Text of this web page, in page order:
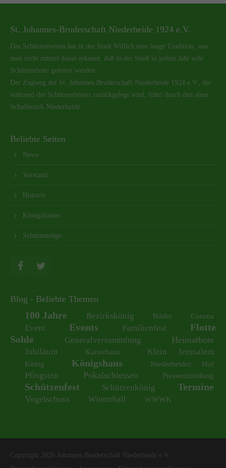
St. Johannes-Bruderschaft Niederheide 1924 e.V.
Das Schützenwesen hat in der Stadt Willich eine lange Tradition, was
man nicht zuletzt daran erkennt, daß in der Stadt in jedem Jahr acht
Schützenfeste gefeiert werden.
Der Zugweg der St. Johannes Bruderschaft Niederheide 1924 e.V., der
während des Schützenfestets zurückgelegt wird, führt durch den alten
Schulbezirk Niederheide.
Beliebte Seiten
News
Vorstand
Historie
Königshäuser
Schützenzüge
Blog - Beliebte Themen
100 Jahre Bezirkskönig Bilder Corona
Event Events Familienfest
Flotte
Sohle
Generalversammlung Heimatbote
Jubiläum Kaiserhaus Klein Jerusalem
König Königshaus Niederheider Hof
Pfingsten Pokalschiessen Pressemitteilung
Schützenfest Schützenkönig Termine
Vogelschuss Winterball WWWK
Copyright 2026 Johannes Bruderschaft Niederheide e.V.